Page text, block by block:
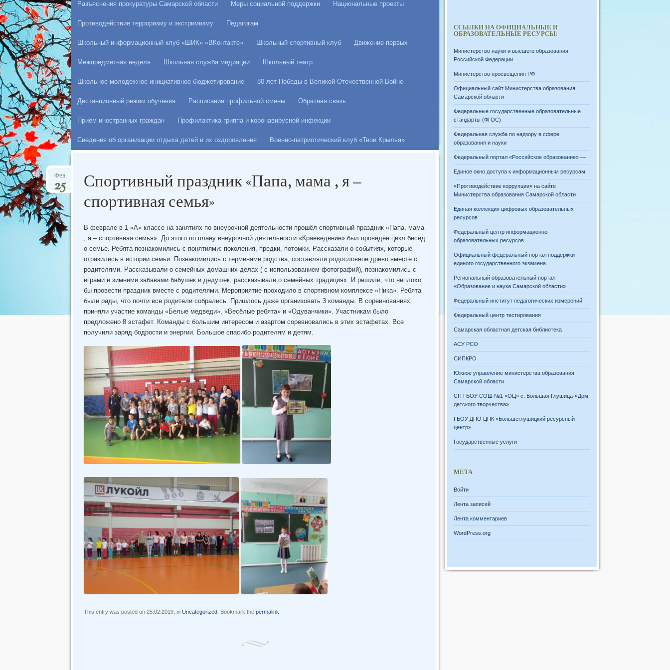
Разъяснения прокуратуры Самарской области Меры социальной поддержки Национальные проекты
Противодействие терроризму и экстримизму Педагогам
Школьный информационный клуб «ШИК» «ВКонтакте» Школьный спортивный клуб Движение первых
Межпредметная неделя Школьная служба медиации Школьный театр
Школьное молодежное инициативное бюджетирование 80 лет Победы в Великой Отечественной Войне
Дистанционный режим обучения Расписание профильной смены Обратная связь
Приём иностранных граждан Профилактика гриппа и коронавирусной инфекции
Сведения об организации отдыха детей и их оздоровления Военно-патриотический клуб «Твои Крылья»
Спортивный праздник «Папа, мама , я –
спортивная семья»
Фев
25
В феврале в 1 «А» классе на занятиях по внеурочной деятельности прошёл спортивный праздник «Папа, мама
, я – спортивная семья». До этого по плану внеурочной деятельности «Краеведение» был проведён цикл бесед
о семье. Ребята познакомились с понятиями: поколения, предки, потомки. Рассказали о событиях, которые
отразились в истории семьи. Познакомились с терминами родства, составляли родословное древо вместе с
родителями. Рассказывали о семейных домашних делах ( с использованием фотографий), познакомились с
играми и зимними забавами бабушек и дедушек, рассказывали о семейных традициях. И решили, что неплохо
бы провести праздник вместе с родителями. Мероприятие проходило в спортивном комплексе «Ника». Ребята
были рады, что почти все родители собрались. Пришлось даже организовать 3 команды. В соревнованиях
приняли участие команды «Белые медведи», «Весёлые ребята» и «Одуванчики». Участникам было
предложено 8 эстафет. Команды с большим интересом и азартом соревновались в этих эстафетах. Все
получили заряд бодрости и энергии. Большое спасибо родителям и детям.
This entry was posted on 25.02.2019, in Uncategorized. Bookmark the permalink
ССЫЛКИ НА ОФИЦИАЛЬНЫЕ И
ОБРАЗОВАТЕЛЬНЫЕ РЕСУРСЫ:
Министерство науки и высшего образования
Российской Федерации
Министерство просвещения РФ
Официальный сайт Министерства образования
Самарской области
Федеральные государственные образовательные
стандарты (ФГОС)
Федеральная служба по надзору в сфере
образования и науки
Федеральный портал «Российское образование» —
Единое окно доступа к информационным ресурсам
«Противодействие коррупции» на сайте
Министерства образования Самарской области
Единая коллекция цифровых образовательных
ресурсов
Федеральный центр информационно-
образовательных ресурсов
Официальный федеральный портал поддержки
единого государственного экзамена
Региональный образовательный портал
«Образование и наука Самарской области»
Федеральный институт педагогических измерений
Федеральный центр тестирования
Самарская областная детская библиотека
АСУ РСО
СИПКРО
Южное управление министерства образования
Самарской области
СП ГБОУ СОШ №1 «ОЦ» с. Большая Глушица-«Дом
детского творчества»
ГБОУ ДПО ЦПК «Большеглушицкий ресурсный
центр»
Государственные услуги
МЕТА
Войти
Лента записей
Лента комментариев
WordPress.org